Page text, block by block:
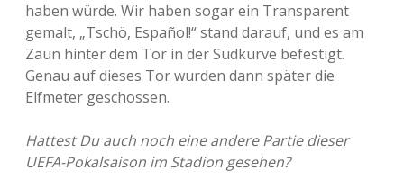
haben würde. Wir haben sogar ein Transparent
gemalt, „Tschö, Español!“ stand darauf, und es am
Zaun hinter dem Tor in der Südkurve befestigt.
Genau auf dieses Tor wurden dann später die
Elfmeter geschossen.
Hattest Du auch noch eine andere Partie dieser
UEFA-Pokalsaison im Stadion gesehen?